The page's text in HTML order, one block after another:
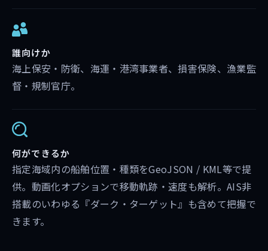
誰向けか
海上保安・防衛、海運・港湾事業者、損害保険、漁業監
督・規制官庁。
何ができるか
指定海域内の船舶位置・種類をGeoJSON / KML等で提
供。動画化オプションで移動軌跡・速度も解析。AIS非
搭載のいわゆる『ダーク・ターゲット』も含めて把握で
きます。